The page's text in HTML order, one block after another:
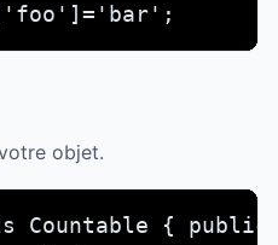
objet.
Countable {